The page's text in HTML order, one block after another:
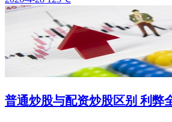
普通炒股与配资炒股区别 利弊